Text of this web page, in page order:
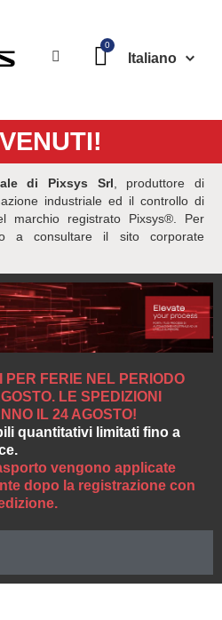
Italiano
di Pixsys Srl , produttore di
industriale ed il controllo di
marchio registrato Pixsys®. Per
a consultare il sito corporate
PER FERIE NEL PERIODO
LE SPEDIZIONI
IL 24 AGOSTO!
quantitativi limitati fino a
vengono applicate
dopo la registrazione con